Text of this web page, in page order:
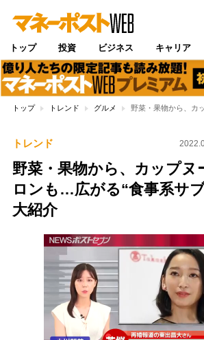
トップ 投資 ビジネス キャリア
トップ トレンド グルメ 野菜・果物から、カ
トレンド
野菜・果物から、カップヌ
ロンも…広がる“食事系サ
大紹介